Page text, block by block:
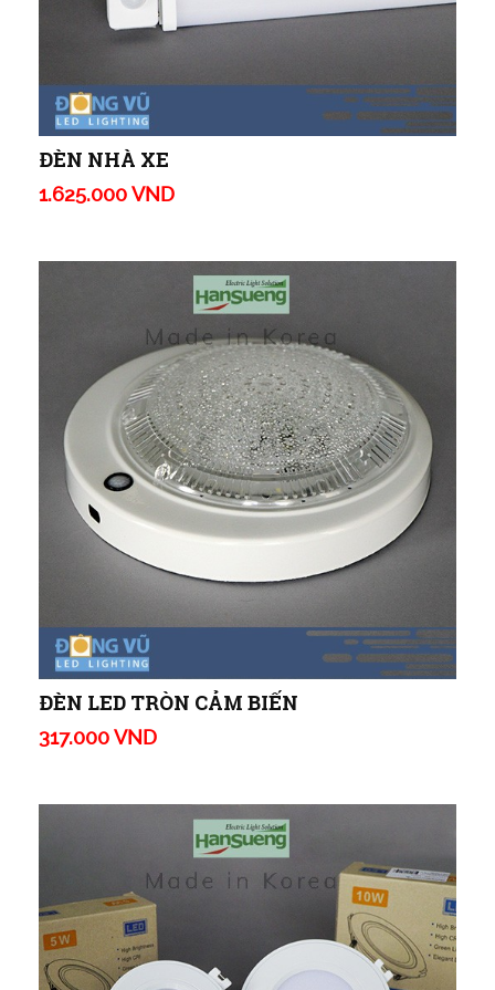
ĐÈN NHÀ XE
1.625.000 VND
ĐÈN LED TRÒN CẢM BIẾN
317.000 VND